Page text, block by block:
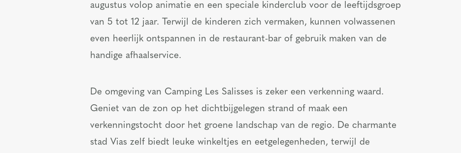
augustus volop animatie en een speciale kinderclub voor de leeftijdsgroep
van 5 tot 12 jaar. Terwijl de kinderen zich vermaken, kunnen volwassenen
even heerlijk ontspannen in de restaurant-bar of gebruik maken van de
handige afhaalservice.
De omgeving van Camping Les Salisses is zeker een verkenning waard.
Geniet van de zon op het dichtbijgelegen strand of maak een
verkenningstocht door het groene landschap van de regio. De charmante
stad Vias zelf biedt leuke winkeltjes en eetgelegenheden, terwijl de